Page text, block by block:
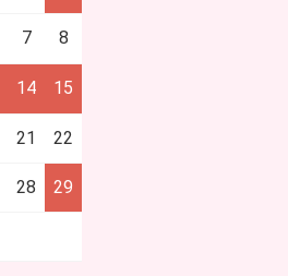
7 8
14 15
21 22
28 29